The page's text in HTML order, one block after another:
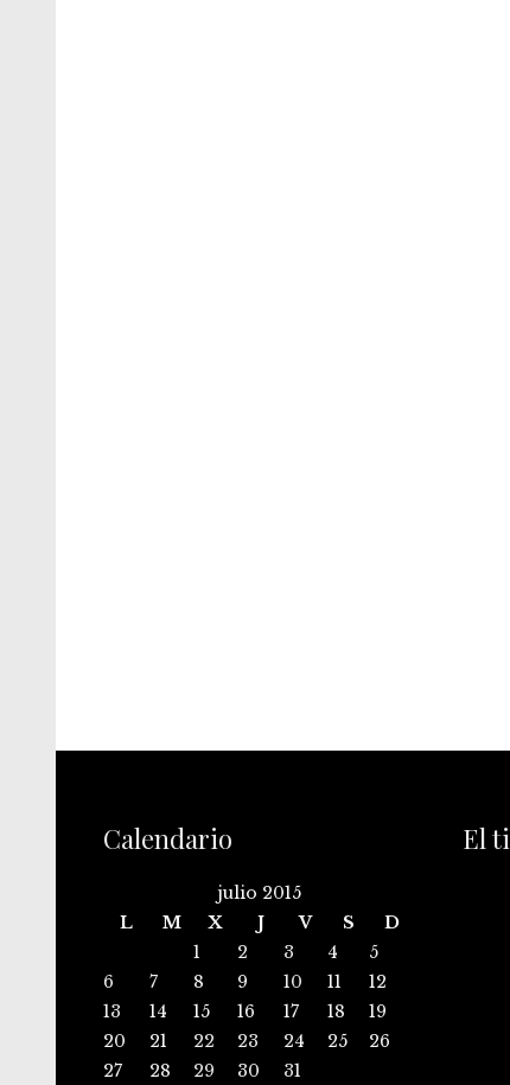
Calendario
julio 2015
L
M X J V S
D
1
2 3 4
5
6
7 8 9 10 11
12
13
14 15 16 17 18
19
20
21 22 23 24 25
26
27
28 29 30 31
El